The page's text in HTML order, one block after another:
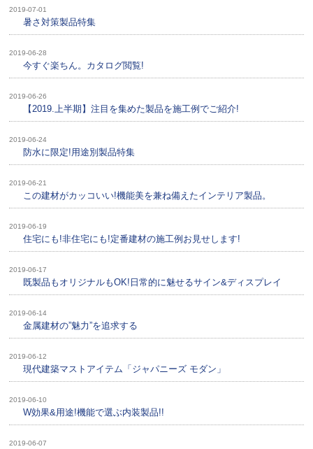
2019-07-01
暑さ対策製品特集
2019-06-28
今すぐ楽ちん。カタログ閲覧!
2019-06-26
【2019.上半期】注目を集めた製品を施工例でご紹介!
2019-06-24
防水に限定!用途別製品特集
2019-06-21
この建材がカッコいい!機能美を兼ね備えたインテリア製品。
2019-06-19
住宅にも!非住宅にも!定番建材の施工例お見せします!
2019-06-17
既製品もオリジナルもOK!日常的に魅せるサイン&ディスプレイ
2019-06-14
金属建材の”魅力”を追求する
2019-06-12
現代建築マストアイテム「ジャパニーズ モダン」
2019-06-10
W効果&用途!機能で選ぶ内装製品!!
2019-06-07